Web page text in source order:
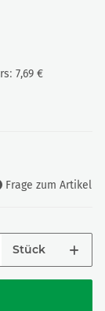
: 7,69 €
Frage zum Artikel
Stück